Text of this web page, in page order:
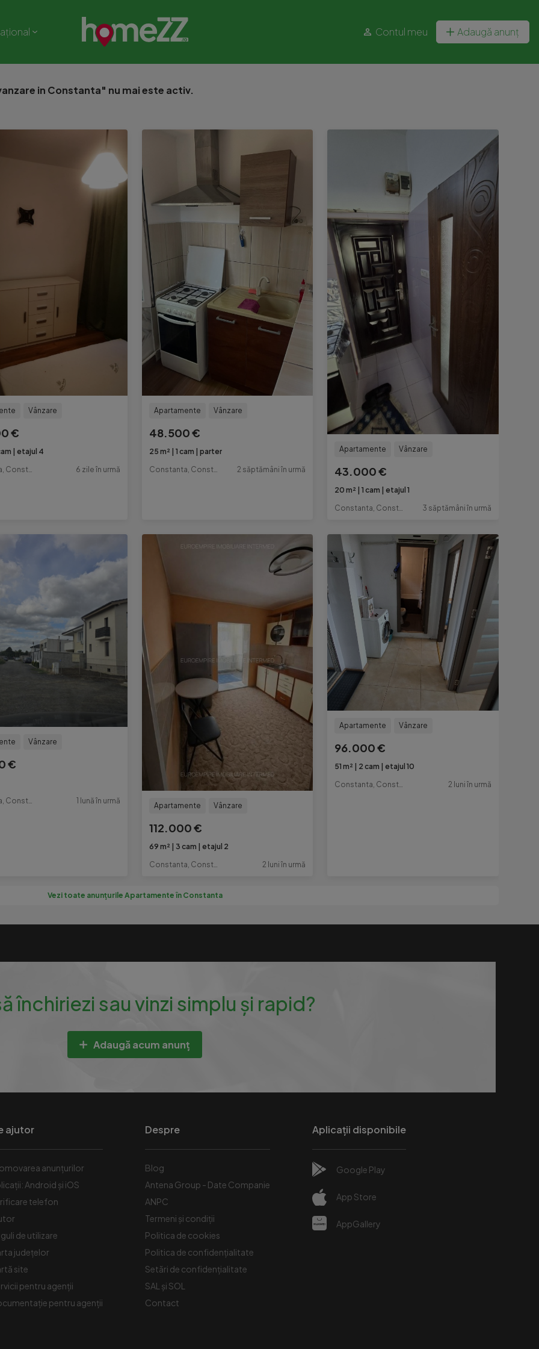
Contul meu Adaugă anunț
in Constanta" nu mai este activ.
Vânzare
€
etajul 4
Constanta, Constanta
6 zile în urmă
Apartamente Vânzare
48.500 €
25 m² 1 cam
parter
Constanta, Constanta
2 săptămâni în urmă
Apartamente Vânzare
43.000 €
20 m² 1 cam
etajul 1
3 săptămâni în urmă
Vânzare
€
Constanta, Constanta 1 lună în urmă
Apartamente Vânzare
112.000 €
69 m² 3 cam
etajul 2
Constanta, Constanta
2 luni în urmă
Apartamente Vânzare
96.000 €
51 m² 2 cam
etajul 10
2 luni în urmă
Vezi toate anunțurile Apartamente în Constanta
închiriezi sau vinzi simplu și rapid?
Adaugă acum anunț
ajutor
anunțurilor
Android și iOS
telefon
de utilizare
județelor
site
pentru agenții
pentru agenții
Despre
Blog
Antena Group - Date Companie
ANPC
Termeni și condiții
Politica de cookies
Politica de confidențialitate
Setări de confidențialitate
SAL și SOL
Contact
Aplicații disponibile
Google Play
App Store
AppGallery